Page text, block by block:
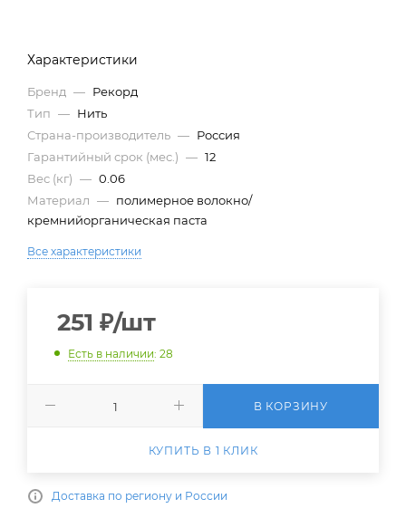
Характеристики
Бренд — Рекорд
Тип — Нить
Страна-производитель — Россия
Гарантийный срок (мес.) — 12
Вес (кг) — 0.06
Материал — полимерное волокно/
кремнийорганическая паста
Все характеристики
251 ₽/шт
Есть в наличии: 28
В КОРЗИНУ
КУПИТЬ В 1 КЛИК
Доставка по региону и России